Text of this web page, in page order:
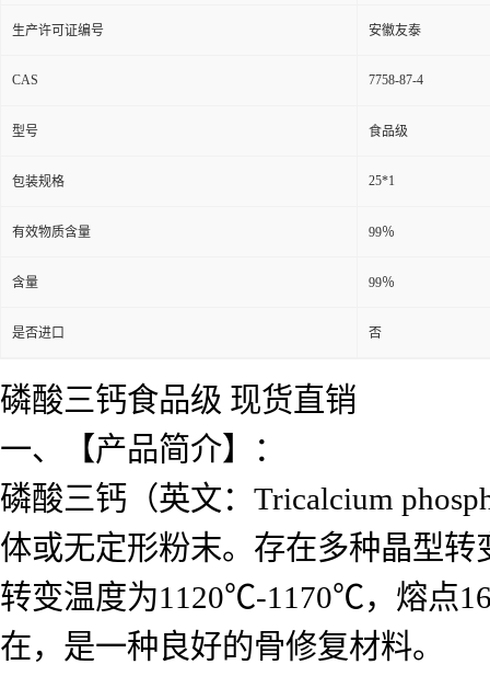
生产许可证编号 安徽友泰
CAS 7758-87-4
型号 食品级
包装规格 25*1
有效物质含量 99％
含量 99％
是否进口 否
磷酸三钙食品级 现货直销
一、【产品简介】：
磷酸三钙（英文：Tricalcium
体或无定形粉末。存在多种晶型转
转变温度为1120℃-1170℃，熔点
在，是一种良好的骨修复材料。